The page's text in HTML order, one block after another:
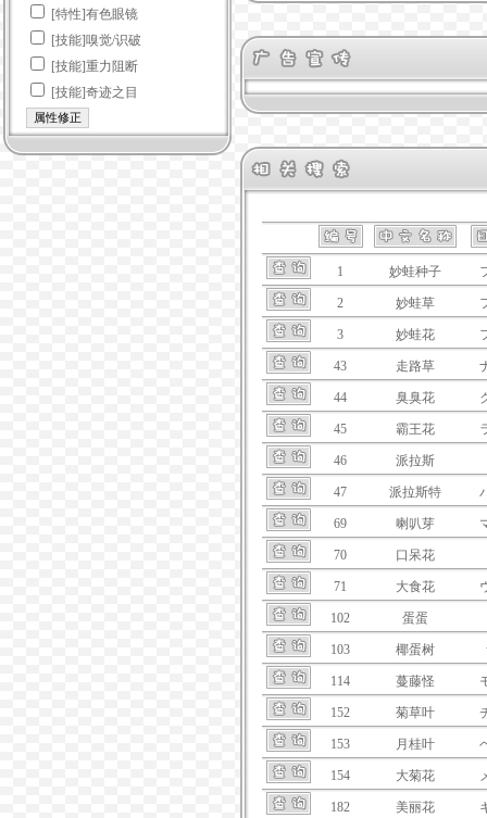
[特性]有色眼镜
[技能]嗅觉/识破
[技能]重力阻断
[技能]奇迹之目
1 妙蛙种子
2 妙蛙草
3 妙蛙花
43 走路草
44 臭臭花
45 霸王花
46 派拉斯
47 派拉斯特
69 喇叭芽
70 口呆花
71 大食花
102 蛋蛋
103 椰蛋树
114 蔓藤怪
152 菊草叶
153 月桂叶
154 大菊花
182 美丽花